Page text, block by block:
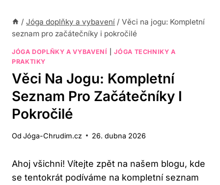
/ Jóga doplňky a vybavení / Věci na jogu: Kompletní
seznam pro začátečníky i pokročilé
JÓGA DOPLŇKY A VYBAVENÍ |JÓGA TECHNIKY A
PRAKTIKY
Věci Na Jogu: Kompletní
Seznam Pro Začátečníky I
Pokročilé
Od Jóga-Chrudim.cz 26. dubna 2026
Ahoj všichni! Vítejte zpět na našem blogu, kde
se tentokrát podíváme na kompletní seznam